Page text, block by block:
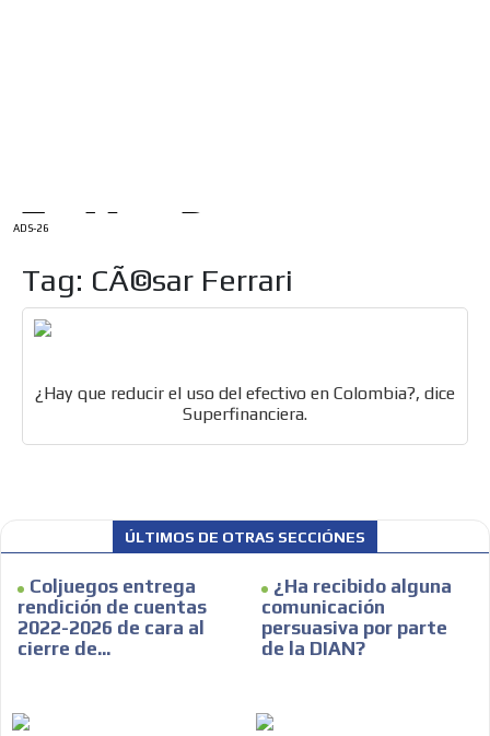
ADS-26
Tag: CÃ©sar Ferrari
¿Hay que reducir el uso del efectivo en Colombia?, dice
Superfinanciera.
ÚLTIMOS DE OTRAS SECCIÓNES
Coljuegos entrega
rendición de cuentas
2022-2026 de cara al
cierre de...
¿Ha recibido alguna
comunicación
persuasiva por parte
de la DIAN?